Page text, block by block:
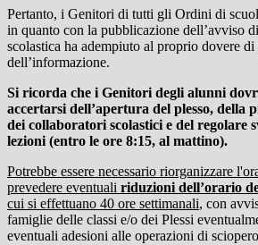
Pertanto, i Genitori di tutti gli Ordini di
in quanto con la pubblicazione dell’avviso
scolastica ha adempiuto al proprio dovere
dell’informazione.
Si ricorda che i Genitori degli alunni
accertarsi dell’apertura del plesso, della
dei collaboratori scolastici e del regolare
lezioni (entro le ore 8:15, al mattino).
Potrebbe essere necessario riorganizzare
prevedere eventuali riduzioni dell’orario
cui si effettuano 40 ore settimanali, con
famiglie delle classi e/o dei Plessi
eventuali adesioni alle operazioni di